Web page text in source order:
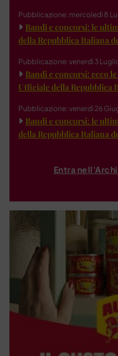
Pubblicazione: mercoledì 8
Bandi e concorsi: le
della Repubblica Italiana
Pubblicazione: venerdì 3
Bandi e concorsi: ecco
Ufficiale della Repubblica
Pubblicazione: venerdì 26
Bandi e concorsi: le
della Repubblica Italiana
Entra